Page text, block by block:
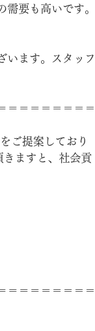
要も高いです。
います。スタッフ
＝＝＝＝＝＝＝＝
ご提案しており
ますと、社会貢
＝＝＝＝＝＝＝＝